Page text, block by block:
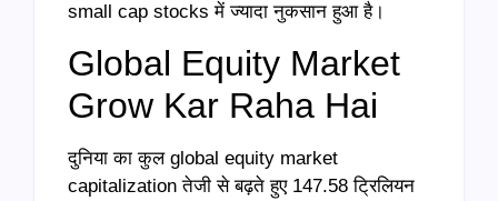
small cap stocks में ज्यादा नुकसान हुआ है।
Global Equity Market
Grow Kar Raha Hai
दुनिया का कुल global equity market
capitalization तेजी से बढ़ते हुए 147.58 ट्रिलियन